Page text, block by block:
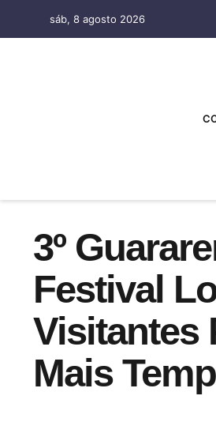
sáb, 8 agosto 2026
3º
Festival
Visitantes
Mais